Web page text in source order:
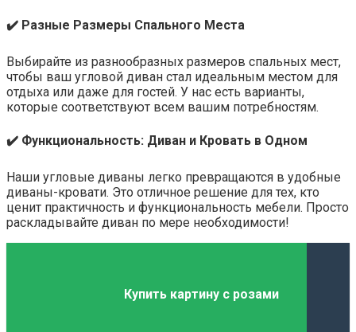
✔️ Разные Размеры Спального Места
Выбирайте из разнообразных размеров спальных мест,
чтобы ваш угловой диван стал идеальным местом для
отдыха или даже для гостей. У нас есть варианты,
которые соответствуют всем вашим потребностям.
✔️ Функциональность: Диван и Кровать в Одном
Наши угловые диваны легко превращаются в удобные
диваны-кровати. Это отличное решение для тех, кто
ценит практичность и функциональность мебели. Просто
раскладывайте диван по мере необходимости!
Купить картину с розами